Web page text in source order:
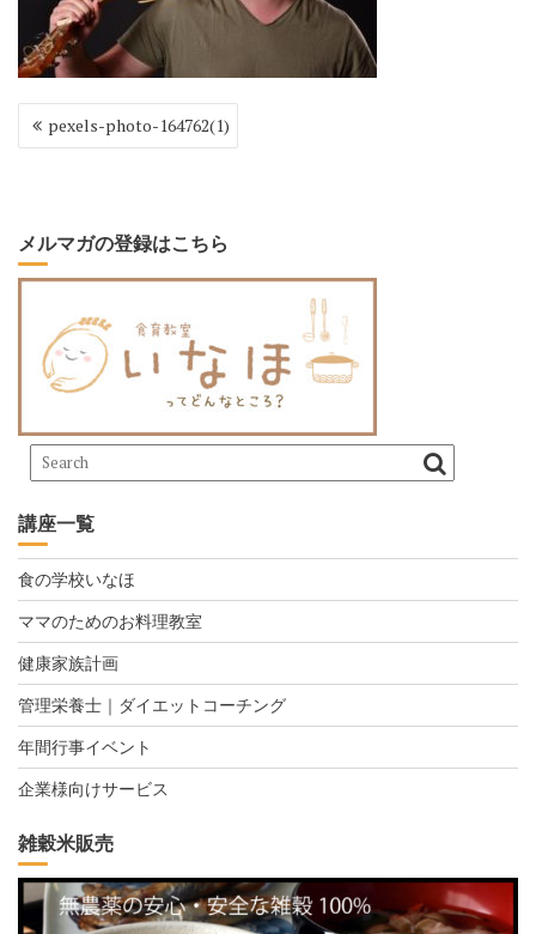
投
稿
ー
シ
pexels-photo-164762(1)
メルマガの登録はこちら
講座一覧
食の学校いなほ
ママのためのお料理教室
健康家族計画
管理栄養士｜ダイエットコーチング
年間行事イベント
企業様向けサービス
雑穀米販売